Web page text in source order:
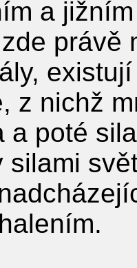
a
právě
z nichž
a poté
silami